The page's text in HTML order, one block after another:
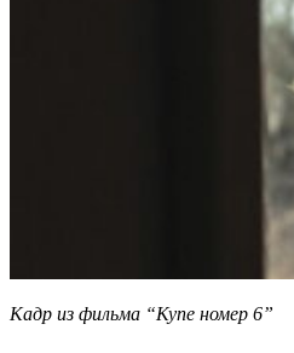
Кадр из фильма “Купе номер 6”